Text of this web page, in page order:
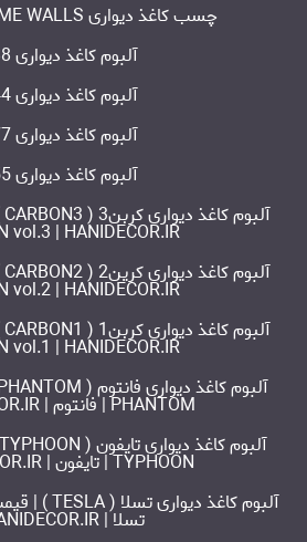
چسب کاغذ دیواری EXTREME WALLS آلمان
آلبوم کاغذ دیواری 888
آلبوم کاغذ دیواری 444
آلبوم کاغذ دیواری 777
آلبوم کاغذ دیواری 555
vol.3 | HANIDECOR.IR
vol.2 | HANIDECOR.IR
vol.1 | HANIDECOR.IR
PHANTOM | فانتوم | HANIDECOR.IR
TYPHOON | تایفون | HANIDECOR.IR
تسلا | HANIDECOR.IR |